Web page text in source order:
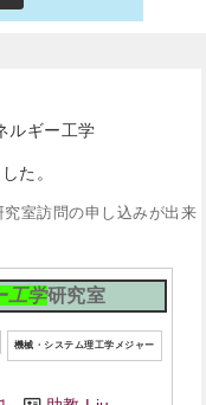
ルギー工学
た。
室訪問の申し込みが出来
工学研究室
機械・システム理工学メジャー